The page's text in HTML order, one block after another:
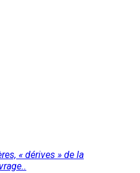
« dérives » de la